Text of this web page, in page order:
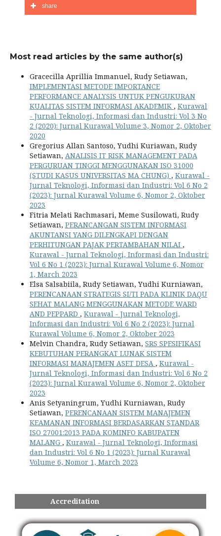
share
Most read articles by the same author(s)
Gracecilla Aprillia Immanuel, Rudy Setiawan,
IMPLEMENTASI METODE IMPORTANCE
PERFORMANCE ANALYSIS UNTUK PENGUKURAN
KUALITAS SISTEM INFORMASI AKADEMIK , Kurawal
- Jurnal Teknologi, Informasi dan Industri: Vol 3 No
2 (2020): Jurnal Kurawal Volume 3, Nomor 2, Oktober
2020
Gregorius Allan Santoso, Yudhi Kuriawan, Rudy
Setiawan, ANALISIS IT RISK MANAGEMENT PADA
PERGURUAN TINGGI MENGGUNAKAN ISO 31000
(STUDI KASUS UNIVERSITAS MA CHUNG) , Kurawal -
Jurnal Teknologi, Informasi dan Industri: Vol 6 No 2
(2023): Jurnal Kurawal Volume 6, Nomor 2, Oktober
2023
Fitria Melati Rachmasari, Meme Susilowati, Rudy
Setiawan, PERANCANGAN SISTEM INFORMASI
AKUNTANSI YANG DILENGKAPI DENGAN
PERHITUNGAN PAJAK PERTAMBAHAN NILAI ,
Kurawal - Jurnal Teknologi, Informasi dan Industri:
Vol 6 No 1 (2023): Jurnal Kurawal Volume 6, Nomor
1, March 2023
Elsa Salsabiila, Rudy Setiawan, Yudhi Kurniawan,
PERENCANAAN STRATEGIS SI/TI PADA KLINIK DAQU
SEHAT MALANG MENGGUNAKAN METODE WARD
AND PEPPARD , Kurawal - Jurnal Teknologi,
Informasi dan Industri: Vol 6 No 2 (2023): Jurnal
Kurawal Volume 6, Nomor 2, Oktober 2023
Melvin Chandra, Rudy Setiawan, SRS SPESIFIKASI
KEBUTUHAN PERANGKAT LUNAK SISTEM
INFORMASI MANAJEMEN ASET DESA , Kurawal -
Jurnal Teknologi, Informasi dan Industri: Vol 6 No 2
(2023): Jurnal Kurawal Volume 6, Nomor 2, Oktober
2023
Anis Setyaningrum, Yudhi Kurniawan, Rudy
Setiawan, PERENCANAAN SISTEM MANAJEMEN
KEAMANAN INFORMASI BERDASARKAN STANDAR
ISO 27001:2013 PADA KOMINFO KABUPATEN
MALANG , Kurawal - Jurnal Teknologi, Informasi
dan Industri: Vol 6 No 1 (2023): Jurnal Kurawal
Volume 6, Nomor 1, March 2023
Accreditation